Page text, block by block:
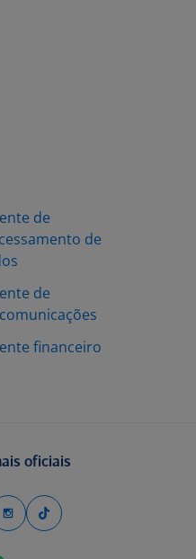
de
de
de
financeiro
oficiais